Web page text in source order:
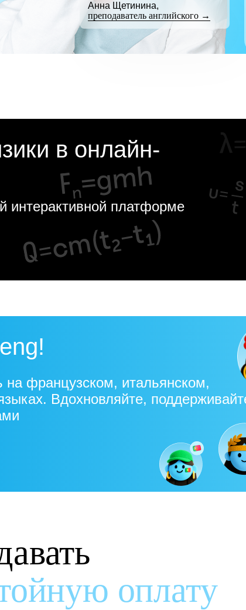
Анна Щетинина,
преподаватель английского →
в онлайн-
интерактивной платформе
на французском, итальянском,
Вдохновляйте,
оплату